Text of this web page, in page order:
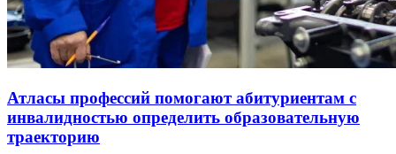
Атласы профессий помогают абитуриентам с
инвалидностью определить образовательную
траекторию